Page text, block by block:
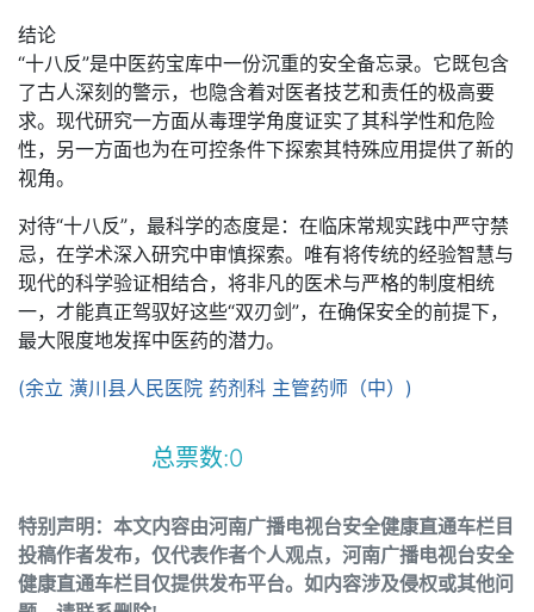
结论
“十八反”是中医药宝库中一份沉重的安全备忘录。它既包含
了古人深刻的警示，也隐含着对医者技艺和责任的极高要
求。现代研究一方面从毒理学角度证实了其科学性和危险
性，另一方面也为在可控条件下探索其特殊应用提供了新的
视角。
对待“十八反”，最科学的态度是：在临床常规实践中严守禁
忌，在学术深入研究中审慎探索。唯有将传统的经验智慧与
现代的科学验证相结合，将非凡的医术与严格的制度相统
一，才能真正驾驭好这些“双刃剑”，在确保安全的前提下，
最大限度地发挥中医药的潜力。
(余立 潢川县人民医院 药剂科 主管药师（中）)
总票数:0
特别声明：本文内容由河南广播电视台安全健康直通车栏目
投稿作者发布，仅代表作者个人观点，河南广播电视台安全
健康直通车栏目仅提供发布平台。如内容涉及侵权或其他问